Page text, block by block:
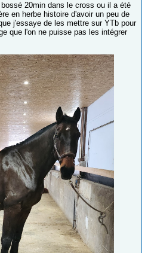
20min dans le cross ou il a été
en herbe histoire d'avoir un peu de
j'essaye de les mettre sur YTb pour
que l'on ne puisse pas les intégrer